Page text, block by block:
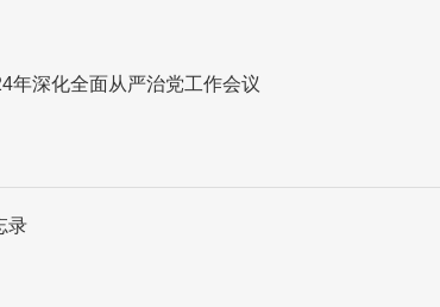
年深化全面从严治党工作会议
录